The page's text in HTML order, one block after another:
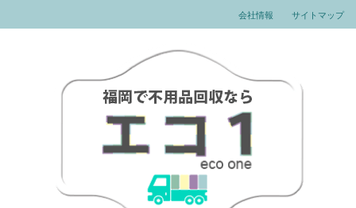
会社情報 サイトマップ